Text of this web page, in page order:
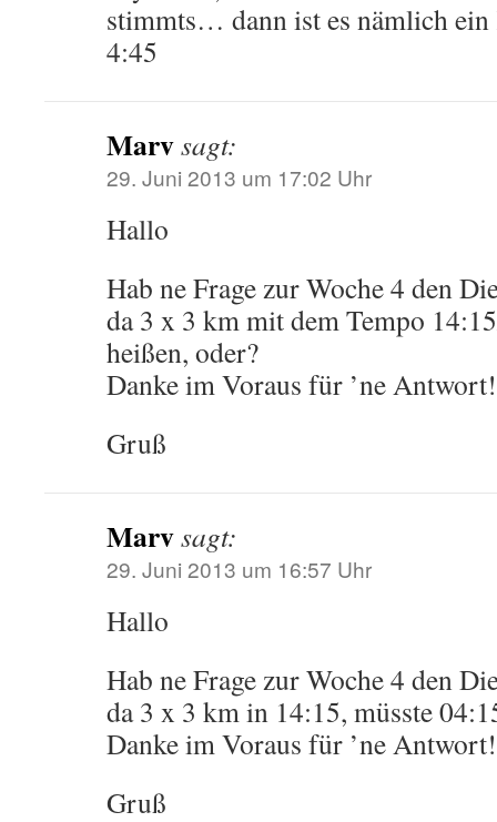
stimmts… dann ist es nämlich
4:45
Marvsagt:
29. Juni 2013 um 17:02 Uhr
Hallo
Hab ne Frage zur Woche 4 den
da 3 x 3 km mit dem Tempo
heißen, oder?
Danke im Voraus für ’ne Antwort!
Gruß
Marvsagt:
29. Juni 2013 um 16:57 Uhr
Hallo
Hab ne Frage zur Woche 4 den
da 3 x 3 km in 14:15, müsste
Danke im Voraus für ’ne Antwort!
Gruß